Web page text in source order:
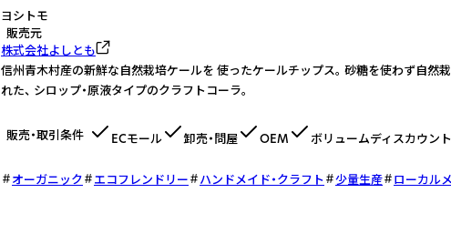
ヨシトモ
販売元
株式会社よしとも
信州青木村産の新鮮な自然栽培ケールを 使ったケールチップス。 砂糖を使わず自然
れた、 シロップ・原液タイプのクラフトコーラ。
販売・取引条件 ECモール 卸売・問屋 OEM ボリュームディスカウント
オーガニック エコフレンドリー ハンドメイド・クラフト 少量生産 ローカル